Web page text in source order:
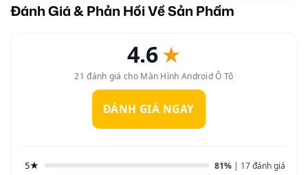
Đánh Giá & Phản Hồi Về Sản Phẩm
4.6★
21 đánh giá cho Màn Hình Android Ô Tô
ĐÁNH GIÁ NGAY
5★ 81% | 17 đánh giá